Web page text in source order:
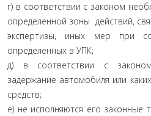
г) в соответствии с законом
определенной зоны действий,
экспертизы, иных мер при
определенных в УПК;
д) в соответствии с
задержание автомобиля или
средств;
е) не исполняются его законные